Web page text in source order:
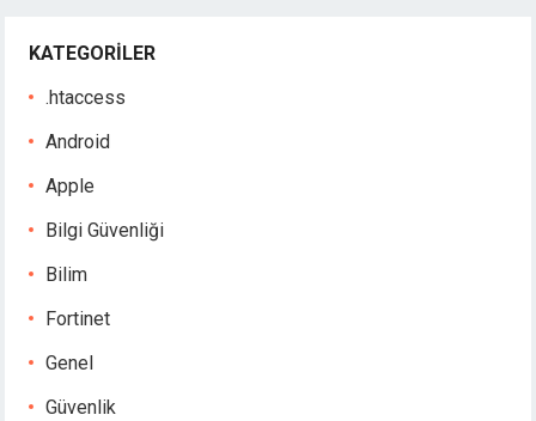
KATEGORILER
.htaccess
Android
Apple
Bilgi Güvenliği
Bilim
Fortinet
Genel
Güvenlik